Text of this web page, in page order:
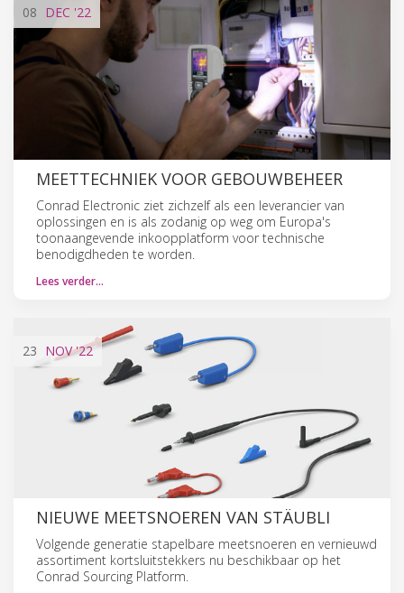
08 DEC '22
MEETTECHNIEK VOOR GEBOUWBEHEER
Conrad Electronic ziet zichzelf als een leverancier van
oplossingen en is als zodanig op weg om Europa's
toonaangevende inkoopplatform voor technische
benodigdheden te worden.
Lees verder…
23 NOV'22
NIEUWE MEETSNOEREN VAN STÄUBLI
Volgende generatie stapelbare meetsnoeren en vernieuwd
assortiment kortsluitstekkers nu beschikbaar op het
Conrad Sourcing Platform.